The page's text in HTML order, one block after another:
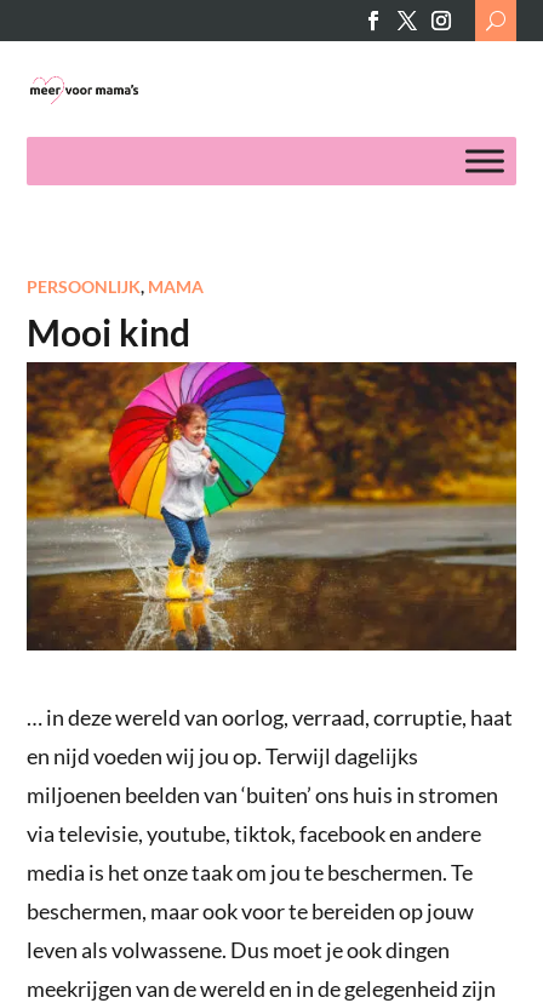
Search
for:
PERSOONLIJK, MAMA
Mooi kind
… in deze wereld van oorlog, verraad, corruptie, haat
en nijd voeden wij jou op. Terwijl dagelijks
miljoenen beelden van ‘buiten’ ons huis in stromen
via televisie, youtube, tiktok, facebook en andere
media is het onze taak om jou te beschermen. Te
beschermen, maar ook voor te bereiden op jouw
leven als volwassene. Dus moet je ook dingen
meekrijgen van de wereld en in de gelegenheid zijn